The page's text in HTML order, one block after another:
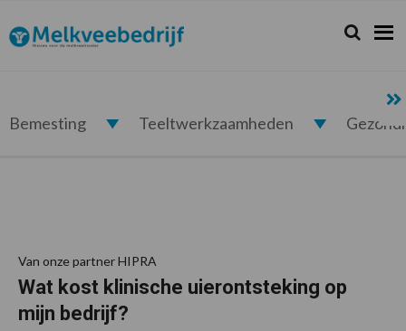
de
hoofdnavigatie
de
hoofd
de
eerste
de
voettekst
Melkveebedrijf.nl Zoeken...
Zoek
Bemesting Teeltwerkzaamheden
Van onze partner HIPRA
Wat kost klinische uierontsteking op
mijn bedrijf?